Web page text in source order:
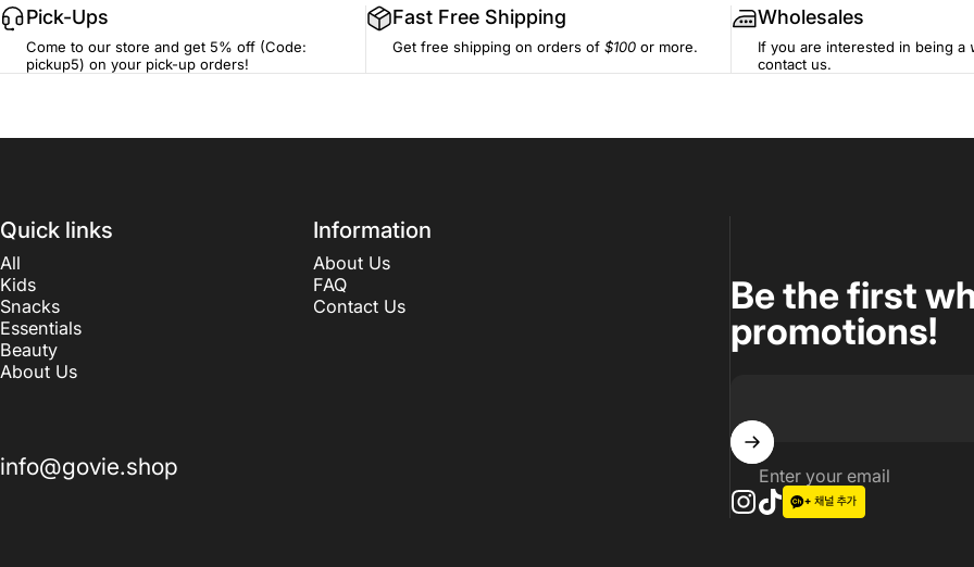
Pick-Ups
Come to our store and get 5% off (Code:
pickup5) on your pick-up orders!
Fast Free Shipping
Get free shipping on orders of $100 or more.
Wholesales
If you are interested in being a
contact us.
Quick links
All
Kids
Snacks
Essentials
Beauty
About Us
Information
About Us
FAQ
Contact Us
info@govie.shop
Be the first
promotions!
Enter your email
Instagram
TikTok